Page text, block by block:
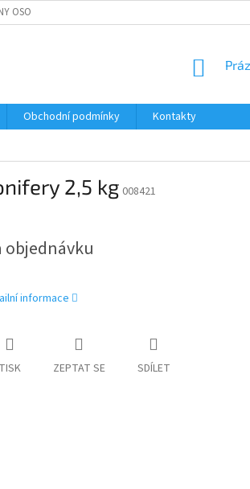
OSOBNÍCH ÚDAJŮ
Obchodní podmínky
Kontakty
2,5 kg 008421
objednávku
informace
TISK ZEPTAT SE SDÍLET